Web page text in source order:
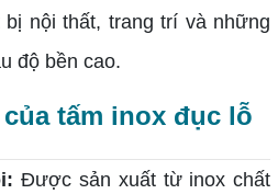
nội thất, trang trí và những
độ bền cao.
tấm inox đục lỗ
Được sản xuất từ inox chất